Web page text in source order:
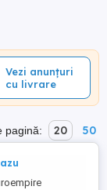
Vezi anunțuri
cu livrare
pagină: 20 50